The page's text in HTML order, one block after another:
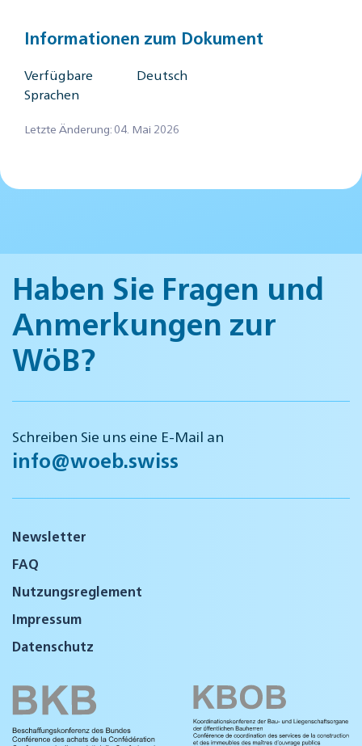
Informationen zum Dokument
Verfügbare
Sprachen
Deutsch
Letzte Änderung: 04. Mai 2026
Haben Sie Fragen und
Anmerkungen zur
WöB?
Schreiben Sie uns eine E-Mail an
info@woeb.swiss
Newsletter
FAQ
Nutzungsreglement
Impressum
Datenschutz